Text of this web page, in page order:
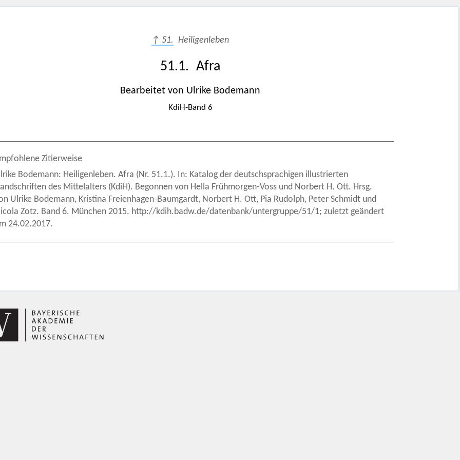
↑ 51. Heiligenleben
51.1. Afra
Bearbeitet von Ulrike Bodemann
KdiH-Band 6
Zitierweise
Bodemann: Heiligenleben. Afra (Nr. 51.1.). In: Katalog der deutschsprachigen illustrierten
des Mittelalters (KdiH). Begonnen von Hella Frühmorgen-Voss und Norbert H. Ott. Hrsg.
Ulrike Bodemann, Kristina Freienhagen-Baumgardt, Norbert H. Ott, Pia Rudolph, Peter Schmidt und
Zotz. Band 6. München 2015. http://kdih.badw.de/datenbank/untergruppe/51/1; zuletzt geändert
24.02.2017.